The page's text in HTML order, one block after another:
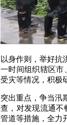
以身作则，举好抗
一时间组织辖区市
受灾等情况，积极
突出重点，争当汛
查，对发现流通不
管道等措施，全力